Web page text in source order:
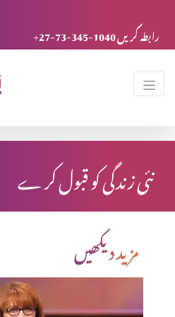
+27-73-345-1040 رابطہ کریں
نئی زندگی کو قبول کر ے
مزید دیکھیں